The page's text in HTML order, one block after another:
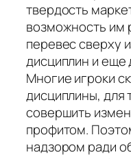
твердость
возможность им
перевес сверху
дисциплин и еще
Многие игроки
дисциплины, для
совершить
профитом.
надзором ради